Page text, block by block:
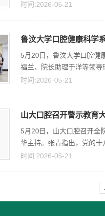
时间:2026-05-21
鲁汶大学口腔健康科学
5月20日，鲁汶大学口腔健
福兰、院长助理于洋等领导
时间:2026-05-21
山大口腔召开警示教育
5月20日，山大口腔召开全
华主持。张青指出，党的十
时间:2026-05-21